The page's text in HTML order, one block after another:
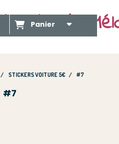
Mélo de
Panier
STICKERS VOITURE 5€ #7
#7